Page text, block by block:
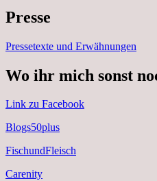
Presse
Pressetexte und Erwähnungen
Wo ihr mich sonst
Link zu Facebook
Blogs50plus
FischundFleisch
Carenity